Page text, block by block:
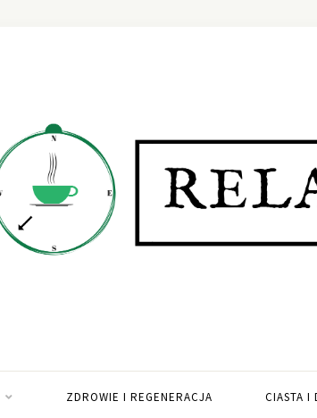
ZDROWIE I REGENERACJA CIASTA I